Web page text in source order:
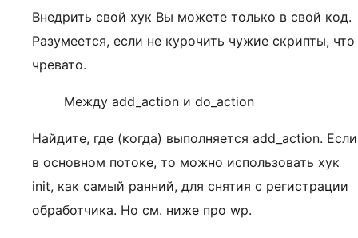
Внедрить свой хук Вы можете только в свой код.
Разумеется, если не курочить чужие скрипты, что
чревато.
Между add_action и do_action
Найдите, где (когда) выполняется add_action. Если
в основном потоке, то можно использовать хук
init, как самый ранний, для снятия с регистрации
обработчика. Но см. ниже про wp.